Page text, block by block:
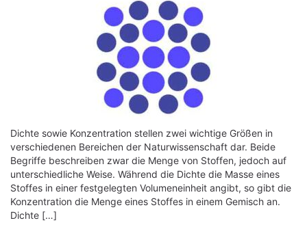
Dichte sowie Konzentration stellen zwei wichtige Größen in
verschiedenen Bereichen der Naturwissenschaft dar. Beide
Begriffe beschreiben zwar die Menge von Stoffen, jedoch auf
unterschiedliche Weise. Während die Dichte die Masse eines
Stoffes in einer festgelegten Volumeneinheit angibt, so gibt die
Konzentration die Menge eines Stoffes in einem Gemisch an.
Dichte […]